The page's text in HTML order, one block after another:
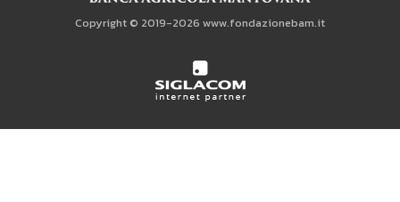
Copyright © 2019-2026 www.fondazionebam.it